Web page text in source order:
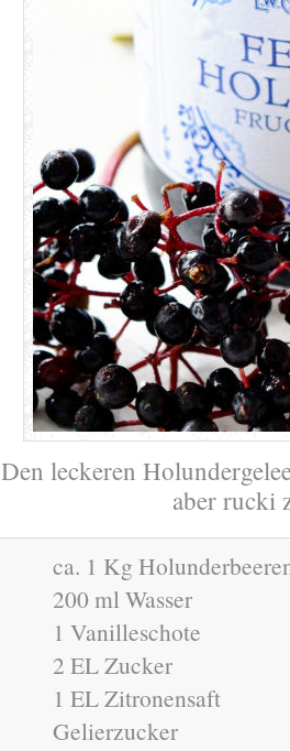
Den leckeren
aber rucki
ca. 1 Kg
200 ml Wasser
1 Vanilleschote
2 EL Zucker
1 EL Zitronensaft
Gelierzucker